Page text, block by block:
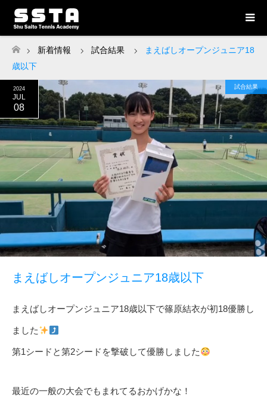
ホーム
新着情報 試合結果
まえばしオープンジュニア18
歳以下
2024
JUL
08
試合結果
まえばしオープンジュニア18歳以下
まえばしオープンジュニア18歳以下で篠原結衣が初18優勝し
ました
第1シードと第2シードを撃破して優勝しました
最近の一般の大会でもまれてるおかげかな！